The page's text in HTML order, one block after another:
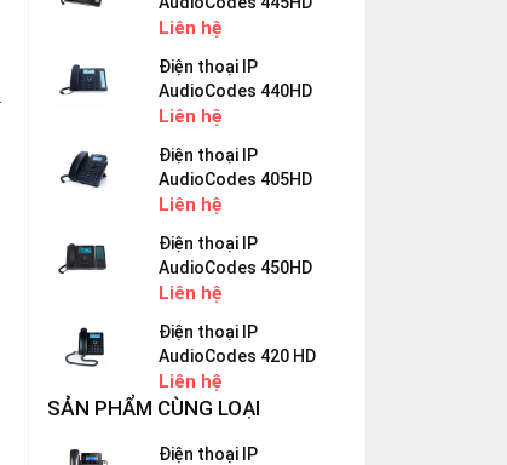
Liên hệ
Điện thoại IP
AudioCodes 440HD
Liên hệ
Điện thoại IP
AudioCodes 405HD
Liên hệ
Điện thoại IP
AudioCodes 450HD
Liên hệ
Điện thoại IP
AudioCodes 420 HD
Liên hệ
SẢN PHẨM CÙNG LOẠI
Điện thoại IP